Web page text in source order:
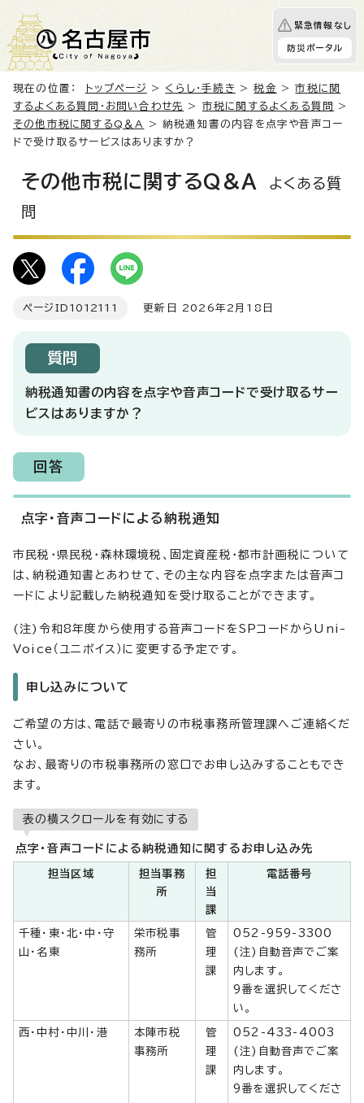
緊急情報なし
防災ポータル
現在の位置： トップページ > くらし・手続き >税金 >市税に関
するよくある質問・お問い合わせ先
> 市税に関するよくある質問
>
その他市税に関するQ＆A
> 納税通知書の内容を点字や音声コー
ドで受け取るサービスはありますか？
その他市税に関するQ＆A
よくある質
問
ページID 1012111 更新日 2026年2月18日
質問
納税通知書の内容を点字や音声コードで受け取るサー
ビスはありますか？
回答
点字・音声コードによる納税通知
市民税・県民税・森林環境税、固定資産税・都市計画税について
は、納税通知書とあわせて、その主な内容を点字または音声コ
ードにより記載した納税通知を受け取ることができます。
(注)令和8年度から使用する音声コードをSPコードからUni-
Voice（ユニボイス）に変更する予定です。
申し込みについて
ご希望の方は、電話で最寄りの市税事務所管理課へご連絡くだ
さい。
なお、最寄りの市税事務所の窓口でお申し込みすることもでき
ます。
表の横スクロールを有効にする
点字・音声コードによる納税通知に関するお申し込み先
担当区域
担当事務
所
担
当
課
電話番号
千種・東・北・中・守
山・名東
栄市税事
務所
管
理
課
052-959-3300
(注)自動音声でご案
内します。
9番を選択してくださ
い。
西・中村・中川・港
本陣市税
事務所
管
理
課
052-433-4003
(注)自動音声でご案
内します。
9番を選択してくださ